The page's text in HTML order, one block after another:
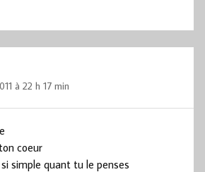
à 22 h 17 min
coeur
simple quant tu le penses